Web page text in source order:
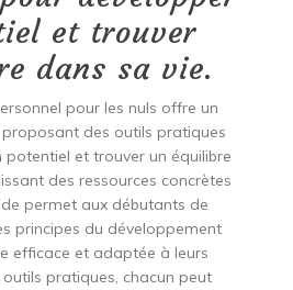
et trouver
dans sa vie.
pour les nuls offre un
des outils pratiques
et trouver un équilibre
des ressources concrètes
permet aux débutants de
principes du développement
efficace et adaptée à leurs
outils pratiques, chacun peut